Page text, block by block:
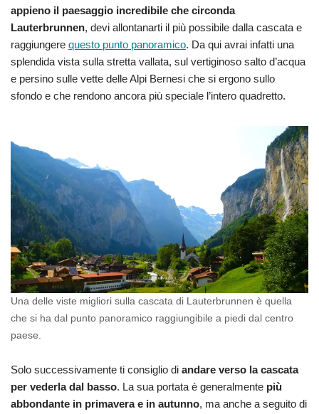
appieno il paesaggio incredibile che circonda
Lauterbrunnen, devi allontanarti il più possibile dalla cascata e
raggiungere questo punto panoramico. Da qui avrai infatti una
splendida vista sulla stretta vallata, sul vertiginoso salto d’acqua
e persino sulle vette delle Alpi Bernesi che si ergono sullo
sfondo e che rendono ancora più speciale l’intero quadretto.
Una delle viste migliori sulla cascata di Lauterbrunnen è quella
che si ha dal punto panoramico raggiungibile a piedi dal centro
paese.
Solo successivamente ti consiglio di andare verso la cascata
per vederla dal basso. La sua portata è generalmente più
abbondante in primavera e in autunno, ma anche a seguito di